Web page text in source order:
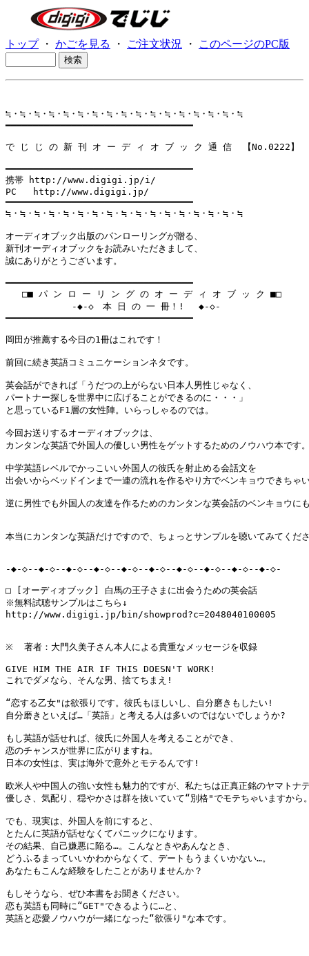
トップ・ かごを見る ・ ご注文状況 ・ このページのPC版
≒・≒・≒・≒・≒・≒・≒・≒・≒・≒・≒・≒・≒・≒・≒・≒・≒
━━━━━━━━━━━━━━━━━━━━━━━━━━━━━━━━━━
で じ じ の 新 刊 オ ー デ ィ オ ブ ッ ク 通 信  【No.0222】
━━━━━━━━━━━━━━━━━━━━━━━━━━━━━━━━━━
携帯 http://www.digigi.jp/i/
PC   http://www.digigi.jp/
━━━━━━━━━━━━━━━━━━━━━━━━━━━━━━━━━━
≒・≒・≒・≒・≒・≒・≒・≒・≒・≒・≒・≒・≒・≒・≒・≒・≒
オーディオブック出版のパンローリングが贈る、
新刊オーディオブックをお読みいただきまして、
誠にありがとうございます。
━━━━━━━━━━━━━━━━━━━━━━━━━━━━━━━━━━
   □■ パ ン ロ ー リ ン グ の オ ー デ ィ オ ブ ッ ク ■□
            -◆-◇　本 日 の 一 冊！! 　◆-◇-
━━━━━━━━━━━━━━━━━━━━━━━━━━━━━━━━━━
岡田が推薦する今日の1冊はこれです！
前回に続き英語コミュニケーションネタです。
英会話ができれば「うだつの上がらない日本人男性じゃなく、
パートナー探しを世界中に広げることができるのに・・・」
と思っているF1層の女性陣。いらっしゃるのでは。
今回お送りするオーディオブックは、
カンタンな英語で外国人の優しい男性をゲットするためのノウハウ本です
中学英語レベルでかっこいい外国人の彼氏を射止める会話文を
出会いからベッドインまで一連の流れを作るやり方でベンキョウできちゃ
逆に男性でも外国人の友達を作るためのカンタンな英会話のベンキョウに
本当にカンタンな英語だけですので、ちょっとサンプルを聴いてみてくだ
-◆-◇--◆-◇--◆-◇--◆-◇--◆-◇--◆-◇--◆-◇--◆-◇--◆-◇--◆-◇-
□ [オーディオブック] 白馬の王子さまに出会うための英会話
※無料試聴サンプルはこちら↓
http://www.digigi.jp/bin/showprod?c=2048040100005
※  著者：大門久美子さん本人による貴重なメッセージを収録
GIVE HIM THE AIR IF THIS DOESN'T WORK!
これでダメなら、そんな男、捨てちまえ!
“恋する乙女"は欲張りです。彼氏もほしいし、自分磨きもしたい!
自分磨きといえば…「英語」と考える人は多いのではないでしょうか?
もし英語が話せれば、彼氏に外国人を考えることができ、
恋のチャンスが世界に広がりますね。
日本の女性は、実は海外で意外とモテるんです!
欧米人や中国人の強い女性も魅力的ですが、私たちは正真正銘のヤマトナ
優しさ、気配り、穏やかさは群を抜いていて“別格"でモテちゃいますから
でも、現実は、外国人を前にすると、
とたんに英語が話せなくてパニックになります。
その結果、自己嫌悪に陥る…。こんなときやあんなとき、
どうふるまっていいかわからなくて、デートもうまくいかない…。
あなたもこんな経験をしたことがありませんか？
もしそうなら、ぜひ本書をお聞きください。
恋も英語も同時に“GET"できるように…と、
英語と恋愛ノウハウが一緒になった“欲張り"な本です。